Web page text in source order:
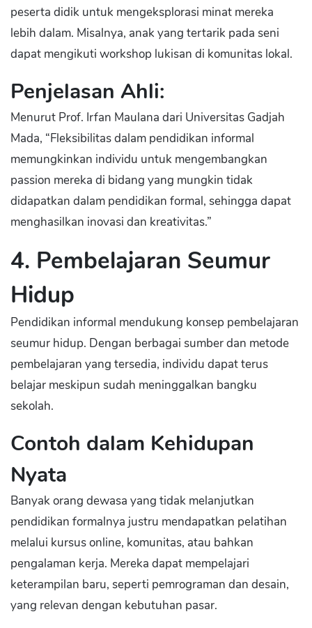
peserta didik untuk mengeksplorasi minat mereka
lebih dalam. Misalnya, anak yang tertarik pada seni
dapat mengikuti workshop lukisan di komunitas lokal.
Penjelasan Ahli:
Menurut Prof. Irfan Maulana dari Universitas Gadjah
Mada, “Fleksibilitas dalam pendidikan informal
memungkinkan individu untuk mengembangkan
passion mereka di bidang yang mungkin tidak
didapatkan dalam pendidikan formal, sehingga dapat
menghasilkan inovasi dan kreativitas.”
4. Pembelajaran Seumur
Hidup
Pendidikan informal mendukung konsep pembelajaran
seumur hidup. Dengan berbagai sumber dan metode
pembelajaran yang tersedia, individu dapat terus
belajar meskipun sudah meninggalkan bangku
sekolah.
Contoh dalam Kehidupan
Nyata
Banyak orang dewasa yang tidak melanjutkan
pendidikan formalnya justru mendapatkan pelatihan
melalui kursus online, komunitas, atau bahkan
pengalaman kerja. Mereka dapat mempelajari
keterampilan baru, seperti pemrograman dan desain,
yang relevan dengan kebutuhan pasar.